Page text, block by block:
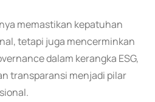
memastikan kepatuhan
tetapi juga mencerminkan
dalam kerangka ESG,
transparansi menjadi pilar